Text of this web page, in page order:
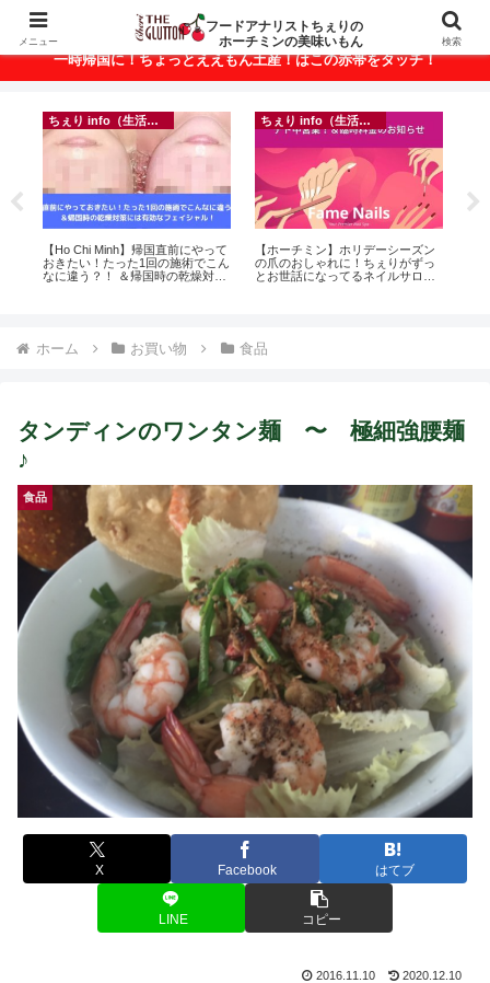
ベトナム・ホーチミンの美味いもんが満載！
一時帰国に！ちょっとええもん土産！はこの赤帯をタッチ！
ちぇり info（生活情報）
【Ho Chi Minh】帰国直前にやって
おきたい！たった1回の施術でこん
なに違う？！ ＆帰国時の乾燥対策
ちぇり info（生活情報）
【ホーチミン】ホリデーシーズン
の爪のおしゃれに！ちぇりがずっ
とお世話になってるネイルサロン
ホーム お買い物 食品
タンディンのワンタン麺 〜 極細強腰麺
♪
食品
X Facebook はてブ
LINE コピー
2016.11.10 2020.12.10
メニュー
フードアナリストちぇりの
ホーチミンの美味いもん
検索